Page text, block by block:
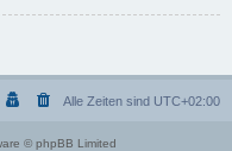
Alle Zeiten sind UTC+02:00
© phpBB Limited